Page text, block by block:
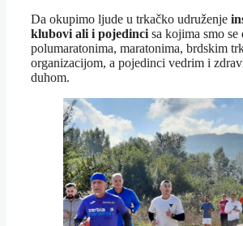
Da okupimo ljude u trkačko udruženje
klubovi ali i pojedincisa kojima smo se
polumaratonima, maratonima, brdskim
organizacijom, a pojedinci vedrim i
duhom.